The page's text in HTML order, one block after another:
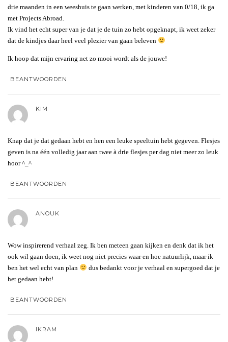
drie maanden in een weeshuis te gaan werken, met kinderen van 0/18, ik ga
met Projects Abroad.
Ik vind het echt super van je dat je de tuin zo hebt opgeknapt, ik weet zeker
dat de kindjes daar heel veel plezier van gaan beleven
Ik hoop dat mijn ervaring net zo mooi wordt als de jouwe!
BEANTWOORDEN
KIM
Knap dat je dat gedaan hebt en hen een leuke speeltuin hebt gegeven. Flesjes
geven is na één volledig jaar aan twee à drie flesjes per dag niet meer zo leuk
hoor ^_^
BEANTWOORDEN
ANOUK
Wow inspirerend verhaal zeg. Ik ben meteen gaan kijken en denk dat ik het
ook wil gaan doen, ik weet nog niet precies waar en hoe natuurlijk, maar ik
ben het wel echt van plan
dus bedankt voor je verhaal en supergoed dat je
het gedaan hebt!
BEANTWOORDEN
IKRAM